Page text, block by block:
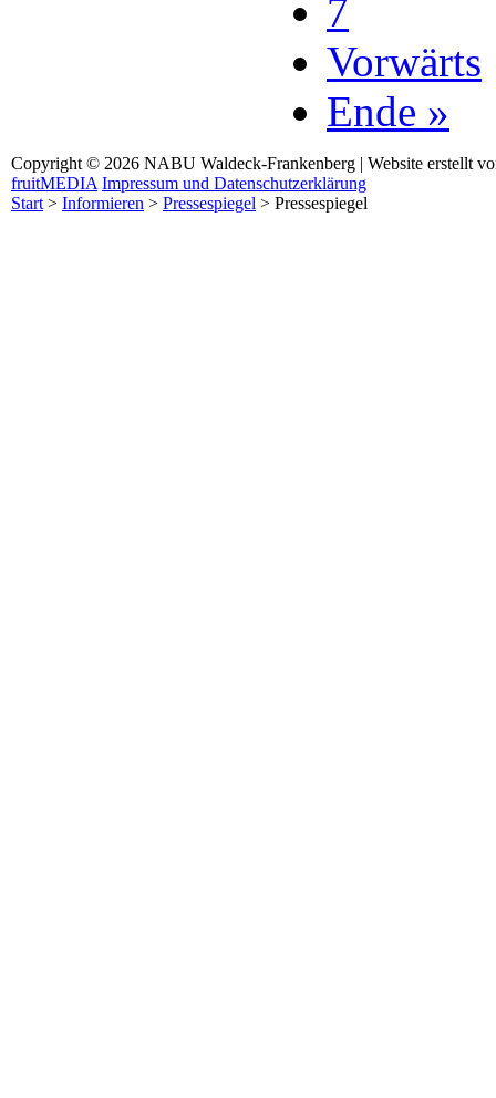
7
Vorwärts
Ende »
Copyright © 2026 NABU Waldeck-Frankenberg | Website erstellt
fruitMEDIA Impressum und Datenschutzerklärung
Start> Informieren > Pressespiegel > Pressespiegel